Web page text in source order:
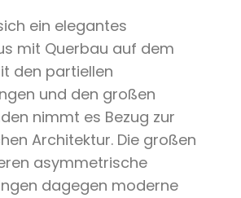
ein elegantes
mit Querbau auf dem
den partiellen
und den großen
nimmt es Bezug zur
Architektur. Die großen
asymmetrische
dagegen moderne